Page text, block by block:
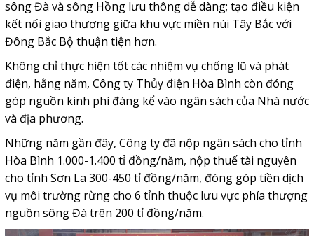
sông Đà và sông Hồng lưu thông dễ dàng; tạo điều kiện
kết nối giao thương giữa khu vực miền núi Tây Bắc với
Đông Bắc Bộ thuận tiện hơn.
Không chỉ thực hiện tốt các nhiệm vụ chống lũ và phát
điện, hằng năm, Công ty Thủy điện Hòa Bình còn đóng
góp nguồn kinh phí đáng kể vào ngân sách của Nhà nước
và địa phương.
Những năm gần đây, Công ty đã nộp ngân sách cho tỉnh
Hòa Bình 1.000-1.400 tỉ đồng/năm, nộp thuế tài nguyên
cho tỉnh Sơn La 300-450 tỉ đồng/năm, đóng góp tiền dịch
vụ môi trường rừng cho 6 tỉnh thuộc lưu vực phía thượng
nguồn sông Đà trên 200 tỉ đồng/năm.